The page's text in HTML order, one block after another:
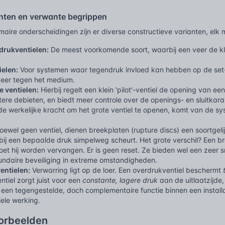
en verwante begrippen
onderscheidingen zijn er diverse constructieve varianten, elk
De meest voorkomende soort, waarbij een veer de
Voor systemen waar tegendruk invloed kan hebben op de
tegen het medium.
ventielen: Hierbij regelt een klein 'pilot'-ventiel de opening van
debieten, en biedt meer controle over de openings- en
werkelijke kracht om het grote ventiel te openen, komt van de
geen ventiel, dienen breekplaten (rupture discs) een
een bepaalde druk simpelweg scheurt. Het grote verschil? Een
hij worden vervangen. Er is geen reset. Ze bieden wel een zeer
beveiliging in extreme omstandigheden.
Verwarring ligt op de loer. Een overdrukventiel beschermt
zorgt juist voor eenconstante, lagere druk aan de
tegengestelde, doch complementaire functie binnen een
werking.